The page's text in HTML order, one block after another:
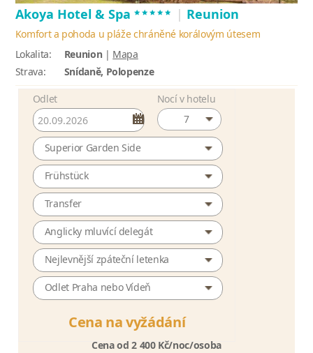
Akoya Hotel & Spa ***** | Reunion
Komfort a pohoda u pláže chráněné korálovým útesem
Lokalita:
Reunion | Mapa
Strava:
Snídaně, Polopenze
Odlet
Nocí v hotelu
7
Superior Garden Side
Frühstück
Transfer
Anglicky mluvící delegát
Nejlevnější zpáteční letenka
Odlet Praha nebo Vídeň
Cena na vyžádání
Cena od 2 400 Kč/noc/osoba